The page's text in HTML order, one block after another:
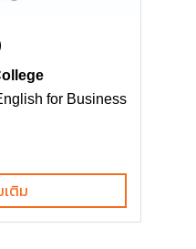
for Business
ติม